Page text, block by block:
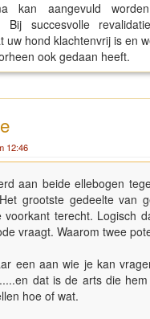
kan aangevuld
Bij succesvolle
uw hond klachtenvrij is en
ook gedaan heeft.
12:46
aan beide ellebogen
grootste gedeelte van
voorkant terecht. Logisch
vraagt. Waarom twee
een aan wie je kan
dat is de arts die
hoe of wat.